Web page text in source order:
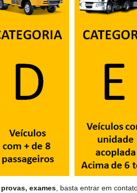
exames, basta entrar em